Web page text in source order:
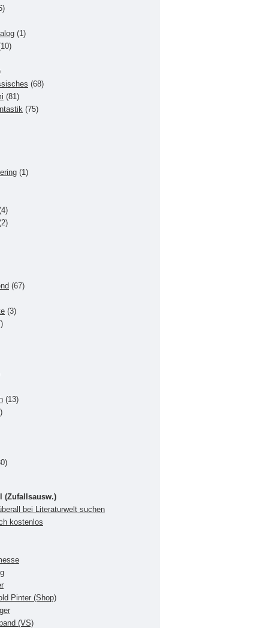
(1)
(68)
(81)
(75)
(1)
(67)
(3)
(13)
(Zufallsausw.)
bei Literaturwelt suchen
kostenlos
Pinter (Shop)
(VS)